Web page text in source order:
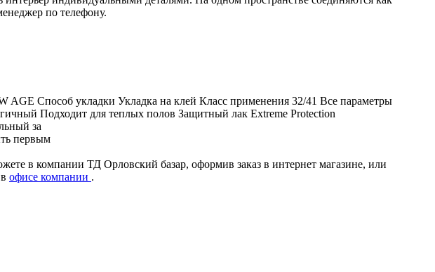
по телефону.
Способ укладки Укладка на клей Класс применения 32/41 Все параметры
Подходит для теплых полов Защитный лак Extreme Protection
за
первым
в компании ТД Орловский базар, оформив заказ в интернет магазине, или
офисе компании .